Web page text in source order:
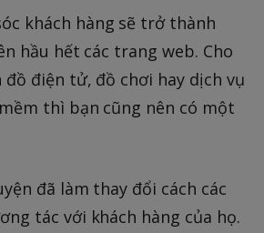
khách hàng sẽ trở thành
hầu hết các trang web. Cho
đồ điện tử, đồ chơi hay dịch vụ
thì bạn cũng nên có một
đã làm thay đổi cách các
tác với khách hàng của họ.